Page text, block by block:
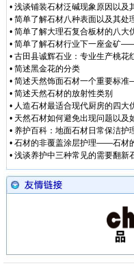
• 浅谈铺装石材泛碱现象原因以及
• 简单了解石材八种表面以及其处
• 简单了解大理石复合板材的八大
• 简单了解石材行业下一座金矿
• 古田县诚辉石业：专业生产桃花
• 简述黑金花的分类
• 简述天然饰面石材一个重要标准
• 简述天然石材的放射性类别
• 人造石材最适合现代厨房的四大
• 天然石材如何避免出现问题以及
• 养护百科：地面石材日常保洁护
• 石材的非覆盖涂层护理——石材
• 浅谈养护中三种常见的需要翻新